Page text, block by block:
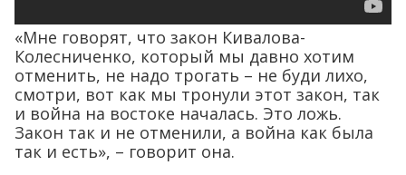
«Мне говорят, что закон Кивалова-
Колесниченко, который мы давно хотим
отменить, не надо трогать – не буди лихо,
смотри, вот как мы тронули этот закон, так
и война на востоке началась. Это ложь.
Закон так и не отменили, а война как была
так и есть», – говорит она.